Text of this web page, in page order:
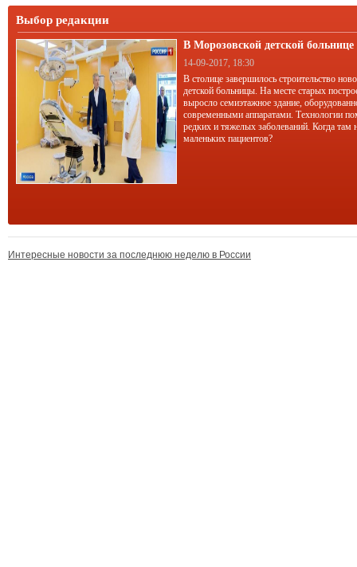
Выбор редакции
В Морозовской детской
корпус
14-09-2017, 18:30
В столице завершилось строительство
детской больницы. На месте старых
выросло семиэтажное здание,
современными аппаратами. Технологии
редких и тяжелых заболеваний. Когда там
маленьких пациентов?
Интересные новости за последнюю неделю в России